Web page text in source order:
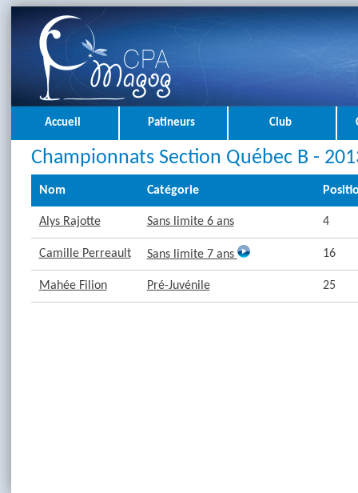
Accueil Patineurs Club
Championnats Section Québec B -
Nom Catégorie
Alys Rajotte Sans limite 6 ans 4
Camille Perreault Sans limite 7 ans 16
Mahée Filion Pré-Juvénile 25